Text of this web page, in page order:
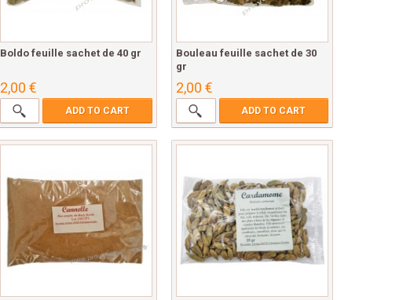
Boldo feuille sachet de 40 gr
2,00 €
ADD TO CART
Bouleau feuille sachet de 30
gr
2,00 €
ADD TO CART